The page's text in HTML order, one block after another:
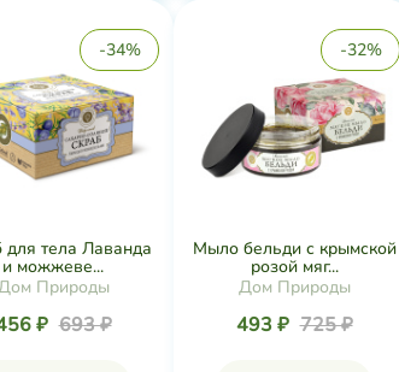
-34%
для тела Лаванда
и можжеве...
Природы
₽ 693 ₽
-32%
Мыло бельди с крымской
розой мяг...
Дом Природы
493 ₽ 725 ₽